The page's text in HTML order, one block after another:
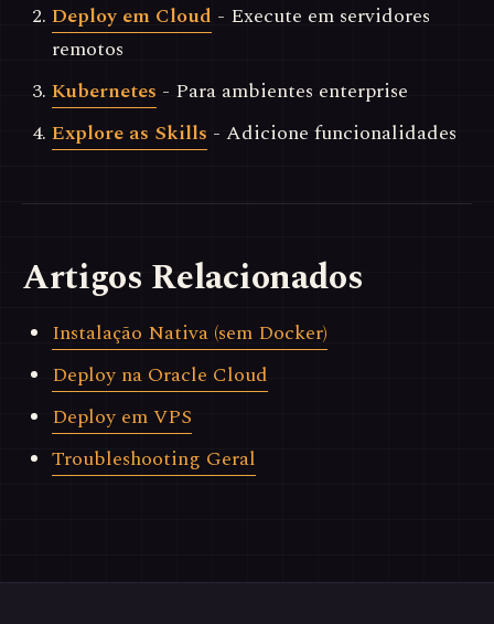
Deploy em Cloud - Execute em servidores
remotos
Kubernetes - Para ambientes enterprise
Explore as Skills - Adicione funcionalidades
Artigos Relacionados
Instalação Nativa (sem Docker)
Deploy na Oracle Cloud
Deploy em VPS
Troubleshooting Geral